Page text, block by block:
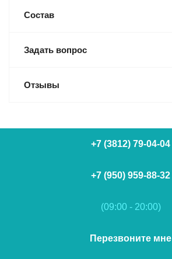
Состав
Задать вопрос
Отзывы
+7 (3812) 79-04-04
+7 (950) 959-88-32
(09:00 - 20:00)
Перезвоните мне